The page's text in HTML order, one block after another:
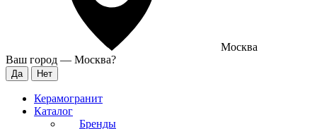
Москва
Ваш город — Москва?
Керамогранит
Каталог
Бренды